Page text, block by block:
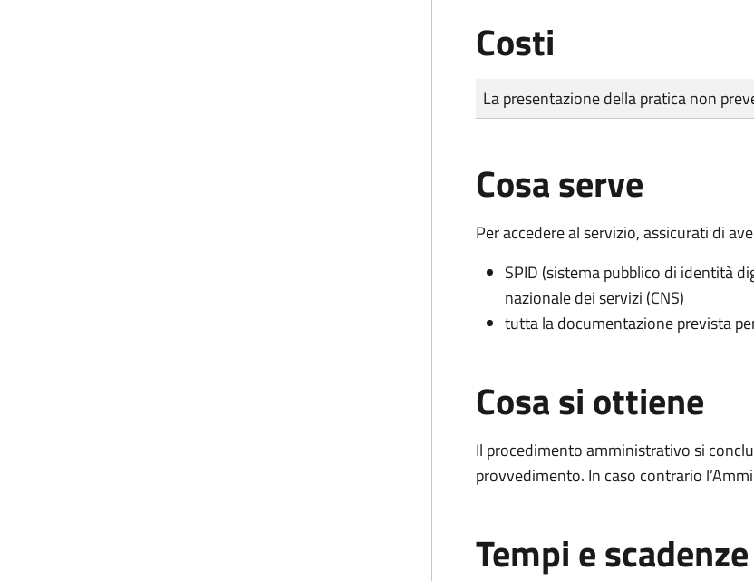
Costi
Tipo di pagamento
Importo
La presentazione della pratica non
Cosa serve
Per accedere al servizio, assicurati di
SPID (sistema pubblico di identità
nazionale dei servizi (CNS)
tutta la documentazione prevista
Cosa si ottiene
Il procedimento amministrativo si
provvedimento. In caso contrario
Tempi e scadenze